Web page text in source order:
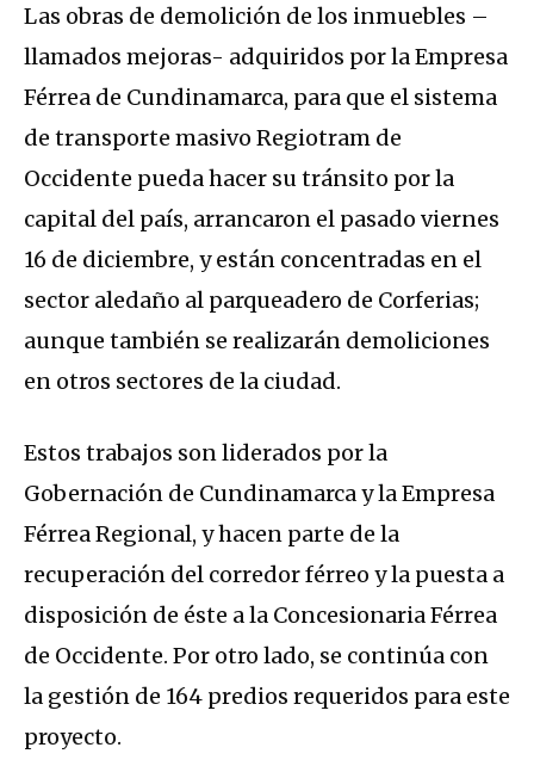
Las obras de demolición de los inmuebles –
llamados mejoras- adquiridos por la Empresa
Férrea de Cundinamarca, para que el sistema
de transporte masivo Regiotram de
Occidente pueda hacer su tránsito por la
capital del país, arrancaron el pasado viernes
16 de diciembre, y están concentradas en el
sector aledaño al parqueadero de Corferias;
aunque también se realizarán demoliciones
en otros sectores de la ciudad.
Estos trabajos son liderados por la
Gobernación de Cundinamarca y la Empresa
Férrea Regional, y hacen parte de la
recuperación del corredor férreo y la puesta a
disposición de éste a la Concesionaria Férrea
de Occidente. Por otro lado, se continúa con
la gestión de 164 predios requeridos para este
proyecto.